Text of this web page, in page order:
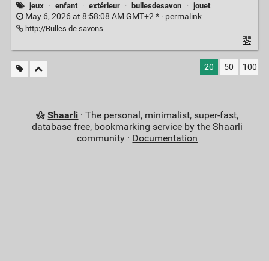
jeux · enfant · extérieur · bullesdesavon · jouet
May 6, 2026 at 8:58:08 AM GMT+2 * · permalink
http://Bulles de savons
20 50 100
Shaarli · The personal, minimalist, super-fast,
database free, bookmarking service by the Shaarli
community · Documentation